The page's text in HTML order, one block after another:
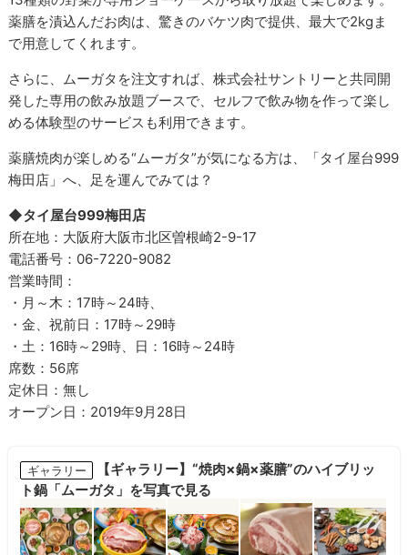
薬膳を漬込んだお肉は、驚きのバケツ肉で提供、最大で2kgま
で用意してくれます。
さらに、ムーガタを注文すれば、株式会社サントリーと共同開
発した専用の飲み放題ブースで、セルフで飲み物を作って楽し
める体験型のサービスも利用できます。
薬膳焼肉が楽しめる“ムーガタ”が気になる方は、「タイ屋台999
梅田店」へ、足を運んでみては？
◆タイ屋台999梅田店
所在地：大阪府大阪市北区曽根崎2-9-17
電話番号：06-7220-9082
営業時間：
・月～木：17時～24時、
・金、祝前日：17時～29時
・土：16時～29時、日：16時～24時
席数：56席
定休日：無し
オープン日：2019年9月28日
ギャラリー
【ギャラリー】“焼肉×鍋×薬膳”のハイブリッ
ト鍋「ムーガタ」を写真で見る